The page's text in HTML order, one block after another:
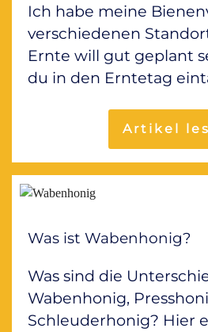
Ich habe meine
verschiedenen
Ernte will gut geplant
du in den Erntetag
Artikel
Was ist Wabenhonig?
Was sind die
Wabenhonig,
Schleuderhonig? Hier